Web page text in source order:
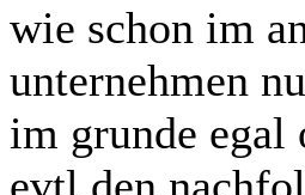
wie schon im
unternehmen
im grunde egal